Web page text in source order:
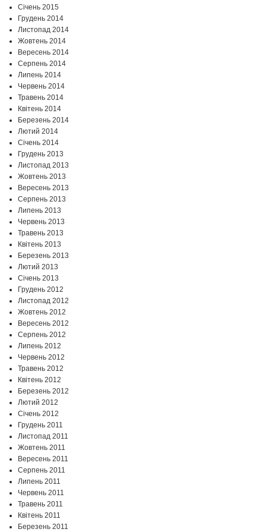
Січень 2015
Грудень 2014
Листопад 2014
Жовтень 2014
Вересень 2014
Серпень 2014
Липень 2014
Червень 2014
Травень 2014
Квітень 2014
Березень 2014
Лютий 2014
Січень 2014
Грудень 2013
Листопад 2013
Жовтень 2013
Вересень 2013
Серпень 2013
Липень 2013
Червень 2013
Травень 2013
Квітень 2013
Березень 2013
Лютий 2013
Січень 2013
Грудень 2012
Листопад 2012
Жовтень 2012
Вересень 2012
Серпень 2012
Липень 2012
Червень 2012
Травень 2012
Квітень 2012
Березень 2012
Лютий 2012
Січень 2012
Грудень 2011
Листопад 2011
Жовтень 2011
Вересень 2011
Серпень 2011
Липень 2011
Червень 2011
Травень 2011
Квітень 2011
Березень 2011